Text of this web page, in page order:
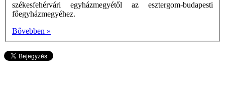
székesfehérvári egyházmegyétől az esztergom-budapesti
főegyházmegyéhez.
Bővebben »